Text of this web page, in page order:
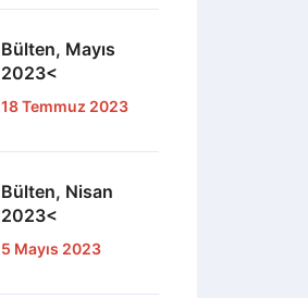
Bülten, Mayıs
2023<
18 Temmuz 2023
Bülten, Nisan
2023<
5 Mayıs 2023